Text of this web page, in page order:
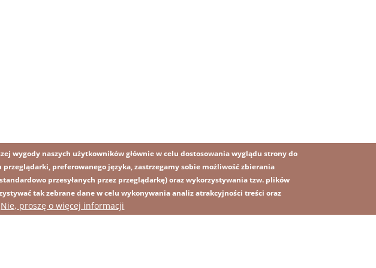
Obraz MAPA STRONY
OBRAZ
wygody naszych użytkowników głównie w celu dostosowania wyglądu strony do
preferowanego języka, zastrzegamy sobie możliwość zbierania
przesyłanych przez przeglądarkę) oraz wykorzystywania tzw. plików
tak zebrane dane w celu wykonywania analiz atrakcyjności treści oraz
Nie, proszę o więcej informacji